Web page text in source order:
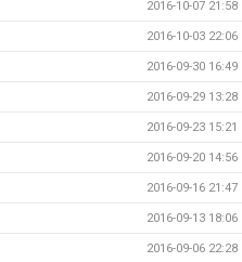
2016-10-07 21:58
2016-10-03 22:06
2016-09-30 16:49
2016-09-29 13:28
2016-09-23 15:21
2016-09-20 14:56
2016-09-16 21:47
2016-09-13 18:06
2016-09-06 22:28